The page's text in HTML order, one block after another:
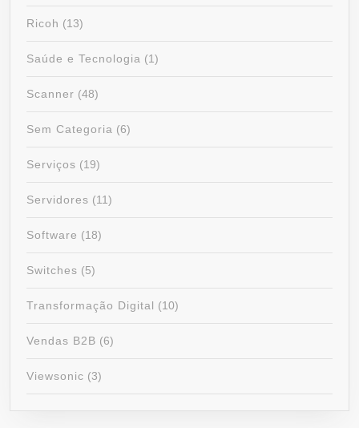
Ricoh (13)
Saúde e Tecnologia (1)
Scanner (48)
Sem Categoria (6)
Serviços (19)
Servidores (11)
Software (18)
Switches (5)
Transformação Digital (10)
Vendas B2B (6)
Viewsonic (3)